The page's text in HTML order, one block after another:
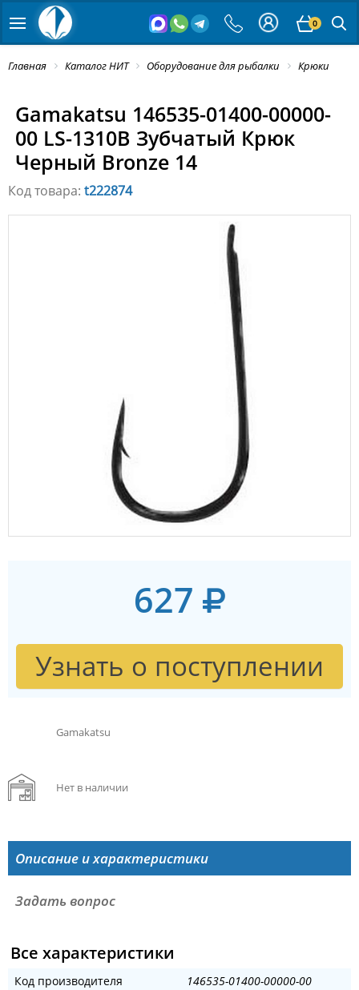
0
Главная Каталог НИТ Оборудование для рыбалки Крюки
Gamakatsu 146535-01400-00000-
00 LS-1310B Зубчатый Крюк
Черный Bronze 14
Код товара: t222874
627
Узнать о поступлении
Gamakatsu
Нет в наличии
Описание и характеристики
Задать вопрос
Все характеристики
Код производителя
146535-01400-00000-00